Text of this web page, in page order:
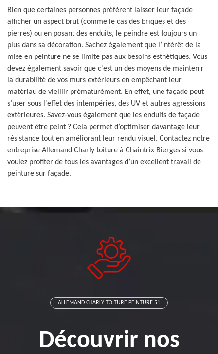
Bien que certaines personnes préfèrent laisser leur façade
afficher un aspect brut (comme le cas des briques et des
pierres) ou en posant des enduits, le peindre est toujours un
plus dans sa décoration. Sachez également que l’intérêt de la
mise en peinture ne se limite pas aux besoins esthétiques. Vous
devez également savoir que c'est un des moyens de maintenir
la durabilité de vos murs extérieurs en empêchant leur
matériau de vieillir prématurément. En effet, une façade peut
s’user sous l'effet des intempéries, des UV et autres agressions
extérieures. Savez-vous également que les enduits de façade
peuvent être peint ? Cela permet d’optimiser davantage leur
résistance tout en améliorant leur rendu visuel. Contactez notre
entreprise Allemand Charly toiture à Chaintrix Bierges si vous
voulez profiter de tous les avantages d’un excellent travail de
peinture sur façade.
ALLEMAND CHARLY TOITURE PEINTURE 51
Découvrir nos